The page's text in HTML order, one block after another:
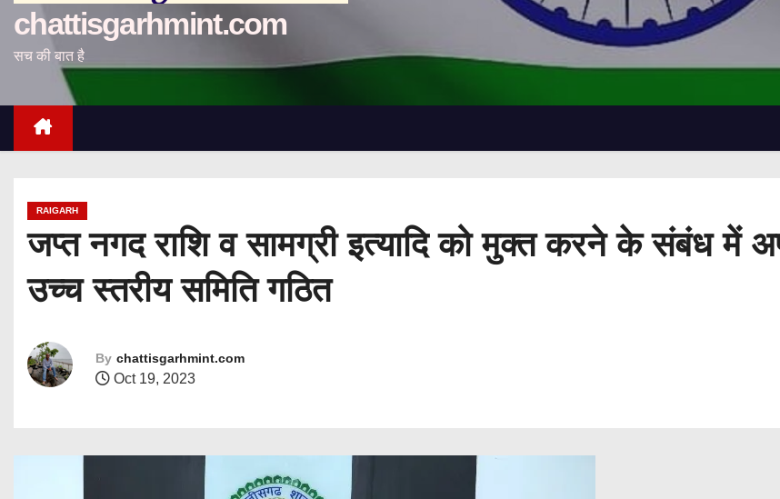
chattisgarhmint.com
सच की बात है
RAIGARH
जप्त नगद राशि व सामग्री इत्यादि को मुक्त करने के संबंध में
उच्च स्तरीय समिति गठित
By chattisgarhmint.com
Oct 19, 2023